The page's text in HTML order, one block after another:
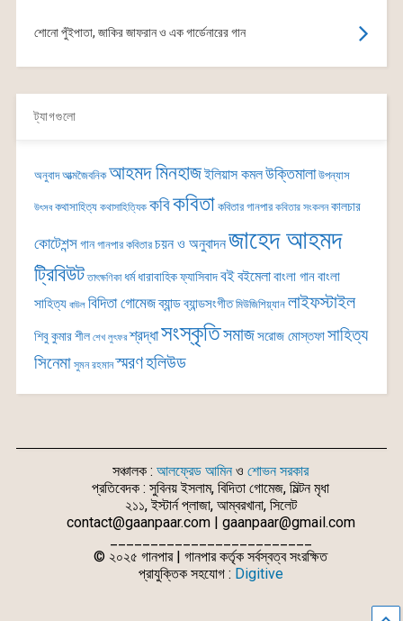
শোনো পুঁইপাতা, জাকির জাফরান ও এক গার্ডেনারের গান
ট্যাগগুলো
অনুবাদ আত্মজৈবনিক আহমদ মিনহাজইলিয়াস কমলউক্তিমালা উপন্যাস
উৎসব কথাসাহিত্য কথাসাহিত্যিক কবিকবিতা কবিতার গানপার কবিতার সংকলন কালচার
কোটেশন্সগান গানপার কবিতার চয়ন ও অনুবাদনজাহেদ আহমদ
ট্রিবিউট তাৎক্ষণিকা ধর্ম ধারাবাহিকফ্যাসিবাদবইবইমেলাবাংলা গানবাংলা
সাহিত্য বাউল বিদিতা গোমেজব্যান্ডব্যান্ডসংগীত মিউজিশিয়্যান লাইফস্টাইল
শিবু কুমার শীল শেখ লুৎফর শ্রদ্ধাসংস্কৃতিসমাজসরোজ মোস্তফাসাহিত্য
সিনেমা সুমন রহমান স্মরণহলিউড
সঞ্চালক : আলফ্রেড আমিনও শোভন সরকার
প্রতিবেদক : সুবিনয় ইসলাম, বিদিতা গোমেজ, মিল্টন মৃধা
২১১, ইস্টার্ন প্লাজা, আম্বরখানা, সিলেট
contact@gaanpaar.com | gaanpaar@gmail.com
© ২০২৫ গানপার | গানপার কর্তৃক সর্বস্বত্ব সংরক্ষিত
প্রাযুক্তিক সহযোগ : Digitive